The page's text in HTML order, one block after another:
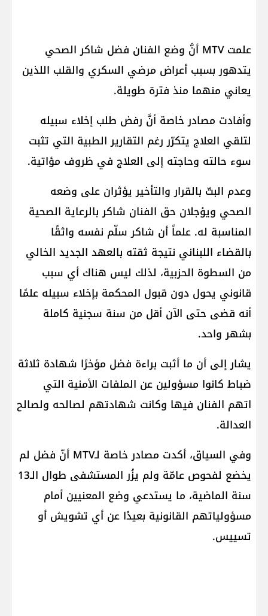
علمت MTV أنَّ وضع الفنان فضل شاكر الصحي
يتدهور بسبب أعراض مرضي السكري والقلب اللذين
يعاني منهما منذ فترة طويلة.
وأفادت مصادر خاصة أنَّ رفض طلب إخلاء سبيله
لتلقي العلاج يتكرّر رغم التقارير الطبية التي تثبت
سوء حالته وحاجته إلى العلاج في ظروف مؤاتية.
وعدم البتّ بالقرار والتأخير يؤثران على وضعه
الصحي ويؤجلان حق الفنان شاكر بالرعاية الصحية
المناسبة له. علماً أن شاكر سلّم نفسه واثقًا
بالقضاء اللبناني نتيجة ثقته بالعهد الجديد الخالي
من السطوة الحزبية، لذلك ليس هناك أي سبب
قانوني يحول دون قبول المحكمة بإخلاء سبيله علمًا
أنه قضى حتى الآن أقل من سنة سجنية كاملة
بشهر واحد.
يشار إلى أن ما أثبت براءة فضل مؤخرًا شهادة ثلاثة
ضباط كانوا مسؤولين عن الملفات الأمنية التي
اتهم الفنان فيها وكانت شهادتهم لصالحه ولصالح
العدالة.
وفي السياق، أكدت مصادر خاصة لـMTV أنّ فضل لم
يخضع لفحوص عامّة ولم يزُر المستشفى طوال الـ13
سنة الماضية، ما يستدعي وضع المعنيين أمام
مسؤولياتهم القانونية بعيدًا عن أي تشويش أو
تسييس.